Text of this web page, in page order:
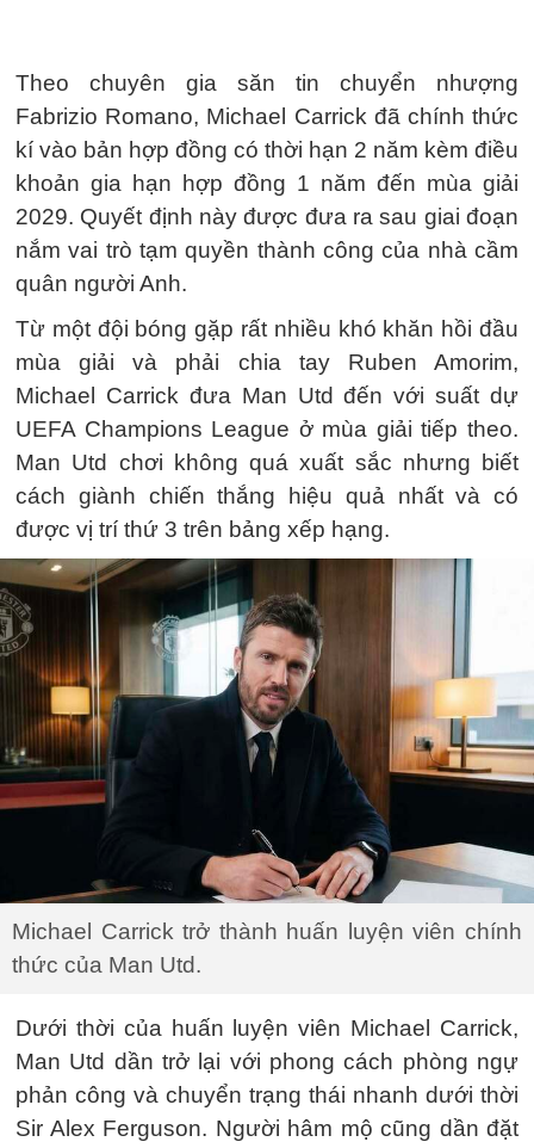
Theo chuyên gia săn tin chuyển nhượng
Fabrizio Romano, Michael Carrick đã chính thức
kí vào bản hợp đồng có thời hạn 2 năm kèm điều
khoản gia hạn hợp đồng 1 năm đến mùa giải
2029. Quyết định này được đưa ra sau giai đoạn
nắm vai trò tạm quyền thành công của nhà cầm
quân người Anh.
Từ một đội bóng gặp rất nhiều khó khăn hồi đầu
mùa giải và phải chia tay Ruben Amorim,
Michael Carrick đưa Man Utd đến với suất dự
UEFA Champions League ở mùa giải tiếp theo.
Man Utd chơi không quá xuất sắc nhưng biết
cách giành chiến thắng hiệu quả nhất và có
được vị trí thứ 3 trên bảng xếp hạng.
Michael Carrick trở thành huấn luyện viên chính
thức của Man Utd.
Dưới thời của huấn luyện viên Michael Carrick,
Man Utd dần trở lại với phong cách phòng ngự
phản công và chuyển trạng thái nhanh dưới thời
Sir Alex Ferguson. Người hâm mộ cũng dần đặt